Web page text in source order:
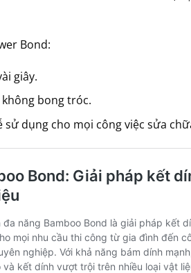
Bond:
giây.
bong tróc.
dụng cho mọi công việc sửa